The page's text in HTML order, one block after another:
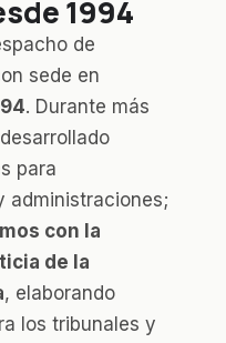
1994
de
sede en
. Durante más
para
administraciones;
con la
de la
, elaborando
los tribunales y